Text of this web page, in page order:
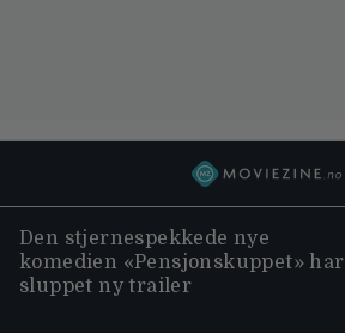
Den stjernespekkede nye
komedien «Pensjonskuppet» har
sluppet ny trailer